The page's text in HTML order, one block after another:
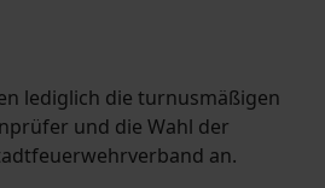
lediglich die turnusmäßigen
und die Wahl der
an.